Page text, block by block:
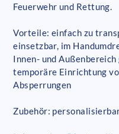
Feuerwehr und Rettung.
Vorteile: einfach zu
einsetzbar, im
Innen- und
temporäre Einrichtung
Absperrungen
Zubehör: